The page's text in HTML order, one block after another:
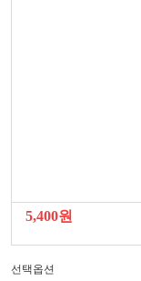
5,400원
선택옵션